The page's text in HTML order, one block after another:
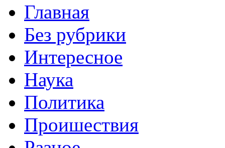
Главная
Без рубрики
Интересное
Наука
Политика
Проишествия